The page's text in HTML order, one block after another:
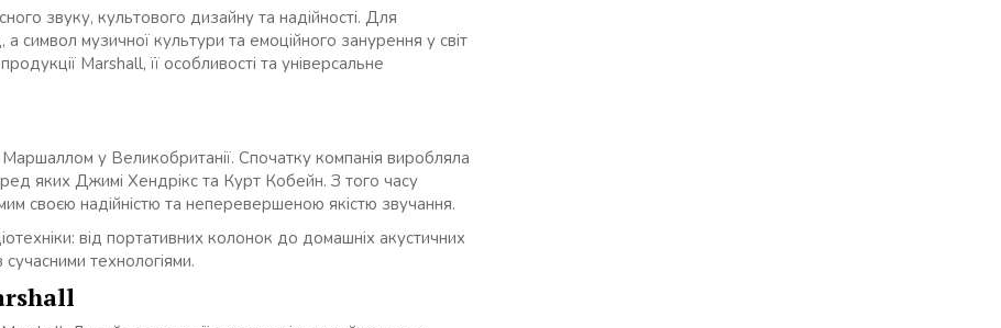
звуку, культового дизайну та надійності. Для
музичної культури та емоційного занурення у світ
Marshall, її особливості та універсальне
у Великобританії. Спочатку компанія виробляла
яких Джимі Хендрікс та Курт Кобейн. З того часу
своєю надійністю та неперевершеною якістю звучання.
від портативних колонок до домашніх акустичних
технологіями.